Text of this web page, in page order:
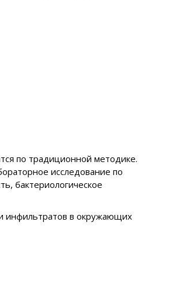
по традиционной методике.
исследование по
бактериологическое
инфильтратов в окружающих